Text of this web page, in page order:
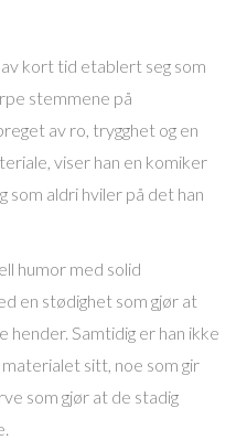
kort tid etablert seg som
stemmene på
av ro, trygghet og en
viser han en komiker
som aldri hviler på det han
humor med solid
en stødighet som gjør at
hender. Samtidig er han ikke
sitt, noe som gir
som gjør at de stadig